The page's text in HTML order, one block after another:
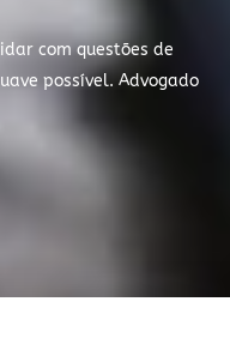
com questões de
possível. Advogado